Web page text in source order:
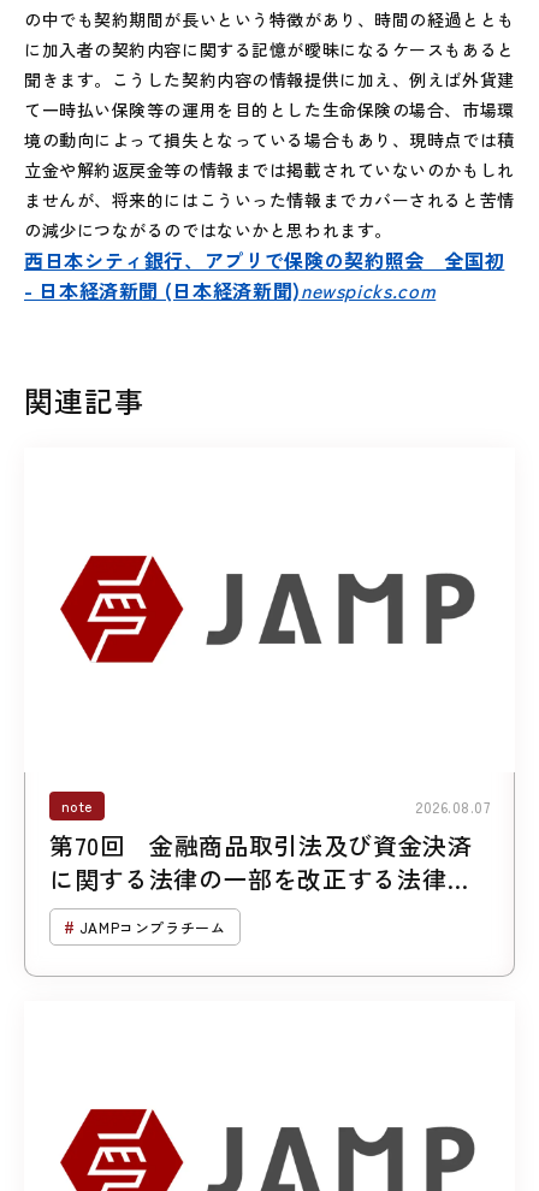
の中でも契約期間が長いという特徴があり、時間の経過ととも
に加入者の契約内容に関する記憶が曖昧になるケースもあると
聞きます。こうした契約内容の情報提供に加え、例えば外貨建
て一時払い保険等の運用を目的とした生命保険の場合、市場環
境の動向によって損失となっている場合もあり、現時点では積
立金や解約返戻金等の情報までは掲載されていないのかもしれ
ませんが、将来的にはこういった情報までカバーされると苦情
の減少につながるのではないかと思われます。
西日本シティ銀行、アプリで保険の契約照会 全国初
- 日本経済新聞 (日本経済新聞)newspicks.com
関連記事
note 2026.08.07
第70回 金融商品取引法及び資金決済
に関する法律の一部を改正する法律案
について （第２回「暗号資産に係る規
制の見直し」）
JAMPコンプラチーム